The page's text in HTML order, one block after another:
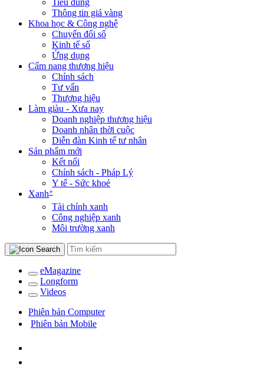
Tiêu dùng
Thông tin giá vàng
Khoa học & Công nghệ
Chuyển đổi số
Kinh tế số
Ứng dụng
Cẩm nang thương hiệu
Chính sách
Tư vấn
Thương hiệu
Làm giàu - Xưa nay
Doanh nghiệp thương hiệu
Doanh nhân thời cuộc
Diễn đàn Kinh tế tư nhân
Sản phẩm mới
Kết nối
Chính sách - Pháp Lý
Y tế - Sức khoẻ
Xanh+
Tài chính xanh
Công nghiệp xanh
Môi trường xanh
eMagazine
Longform
Videos
Phiên bản Computer
Phiên bản Mobile